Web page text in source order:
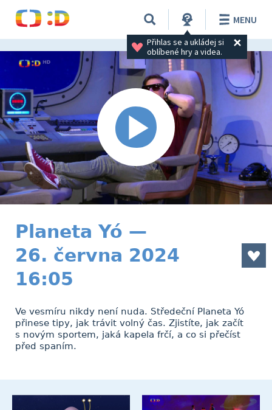
Přihlas se a ukládej si
oblíbené hry a videa.
MENU
Planeta Yó —
26. června 2024
16:05
Ve vesmíru nikdy není nuda. Středeční Planeta Yó
přinese tipy, jak trávit volný čas. Zjistíte, jak začít
s novým sportem, jaká kapela frčí, a co si přečíst
před spaním.